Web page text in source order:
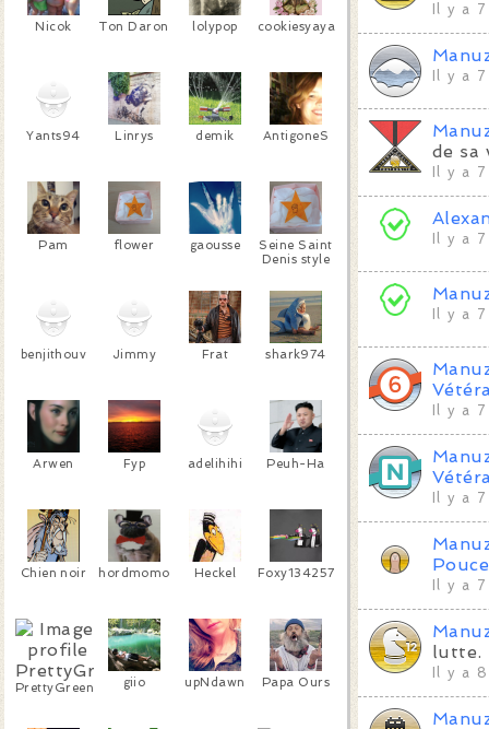
Nicok Ton Daron lolypop cookiesyaya
Yants94 Linrys demik AntigoneS
Pam flower gaousse
Seine Saint
Denis style
benjithouv Jimmy Frat shark974
Arwen Fyp adelihihi Peuh-Ha
Chien noir hordmomo Heckel Foxy134257
PrettyGreen giio upNdawn Papa Ours
Il y a
Il y a
de sa
Il y a
Il y a
Il y a
Il y a
Il y a
Pouce
Il y a
lutte.
Il y a